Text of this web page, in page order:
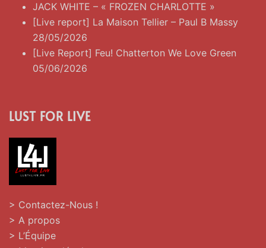
JACK WHITE – « FROZEN CHARLOTTE »
[Live report] La Maison Tellier – Paul B Massy
28/05/2026
[Live Report] Feu! Chatterton We Love Green
05/06/2026
LUST FOR LIVE
> Contactez-Nous !
> A propos
> L’Équipe